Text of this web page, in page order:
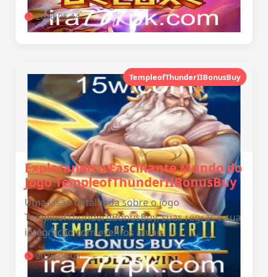
2026-05-14
TempleofThunderIIBonusBuy
Explorando o Fascinante Mundo do
Jogo TempleofThunderIIBonusBuy
Uma visão detalhada sobre o jogo
TempleofThunderIIBonusBuy, suas regras e sua
integração com eventos atuais.
2026-04-09